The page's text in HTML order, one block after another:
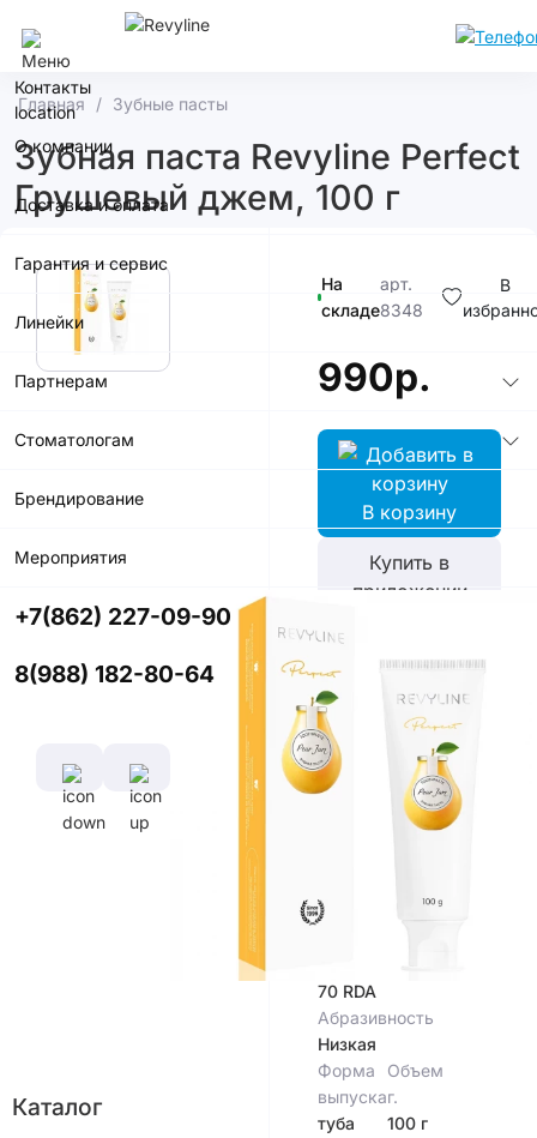
Контакты
О компании
Доставка и оплата
Гарантия и сервис
Линейки
Партнерам
Стоматологам
Брендирование
Мероприятия
+7(862) 227-09-90
8(988) 182-80-64
Каталог
Главная Зубные пасты
Зубная паста Revyline Perfect
Грушевый джем, 100 г
На
складе
арт.
8348
В
990р.
В корзину
Купить в
приложении
Цвет
Индекс
70 RDA
Абразивность
Низкая
Форма
выпуска
туба
Объем
г.
100 г